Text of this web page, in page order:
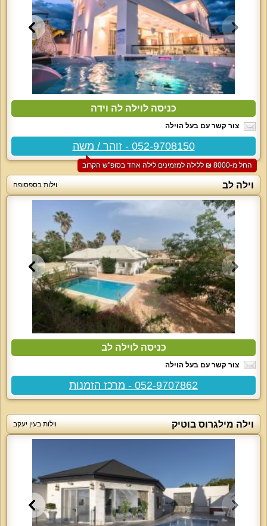
כניסה לוילה לה וידה
צור קשר עם בעל הוילה
052-9708150 - זוהר / משה
החל מ-‏8000 ₪ ללילה למזמינים לילה אחד בסופ"ש הקרוב
וילה לב וילות בספסופה
כניסה לוילה לב
צור קשר עם בעל הוילה
052-9707862 - מרכז הזמנות
וילה מילגרוס בוטיק וילות בעין יעקב